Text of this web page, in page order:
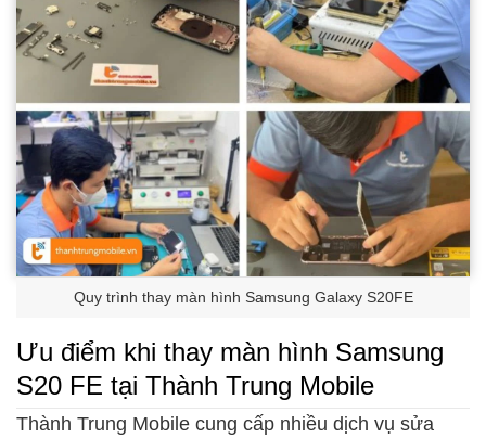
Quy trình thay màn hình Samsung Galaxy S20FE
Ưu điểm khi thay màn hình Samsung
S20 FE tại Thành Trung Mobile
Thành Trung Mobile cung cấp nhiều dịch vụ sửa